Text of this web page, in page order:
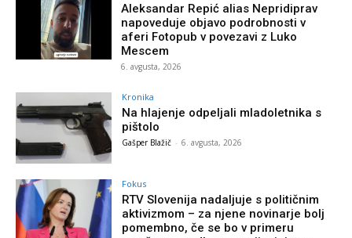
Aleksandar Repić alias Nepridiprav
napoveduje objavo podrobnosti v
aferi Fotopub v povezavi z Luko
Mescem
6. avgusta, 2026
Kronika
Na hlajenje odpeljali mladoletnika s
pištolo
Gašper Blažič - 6. avgusta, 2026
Fokus
RTV Slovenija nadaljuje s političnim
aktivizmom – za njene novinarje bolj
pomembno, če se bo v primeru